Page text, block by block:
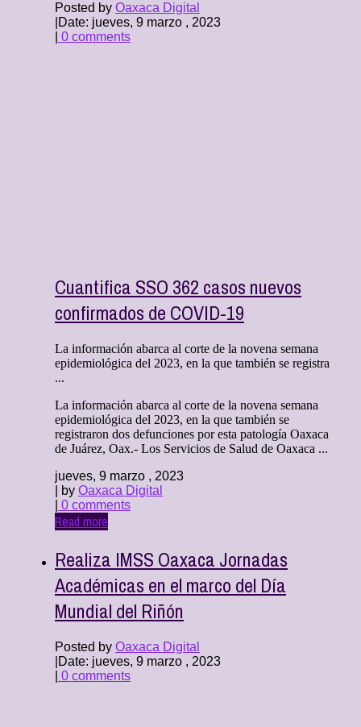
Posted by Oaxaca Digital
Date: jueves, 9 marzo , 2023
0 comments
Cuantifica SSO 362 casos nuevos
confirmados de COVID-19
La información abarca al corte de la novena semana
epidemiológica del 2023, en la que también se registra
...
La información abarca al corte de la novena semana
epidemiológica del 2023, en la que también se
registraron dos defunciones por esta patología Oaxaca
de Juárez, Oax.- Los Servicios de Salud de Oaxaca ...
jueves, 9 marzo , 2023
| by Oaxaca Digital
0 comments
Read more
Realiza IMSS Oaxaca Jornadas
Académicas en el marco del Día
Mundial del Riñón
Posted by Oaxaca Digital
Date: jueves, 9 marzo , 2023
0 comments